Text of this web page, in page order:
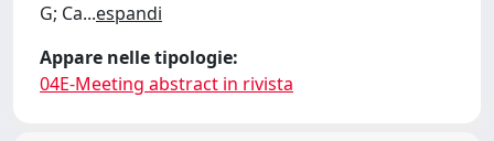
G; Ca...espandi
Appare nelle tipologie:
04E-Meeting abstract in rivista